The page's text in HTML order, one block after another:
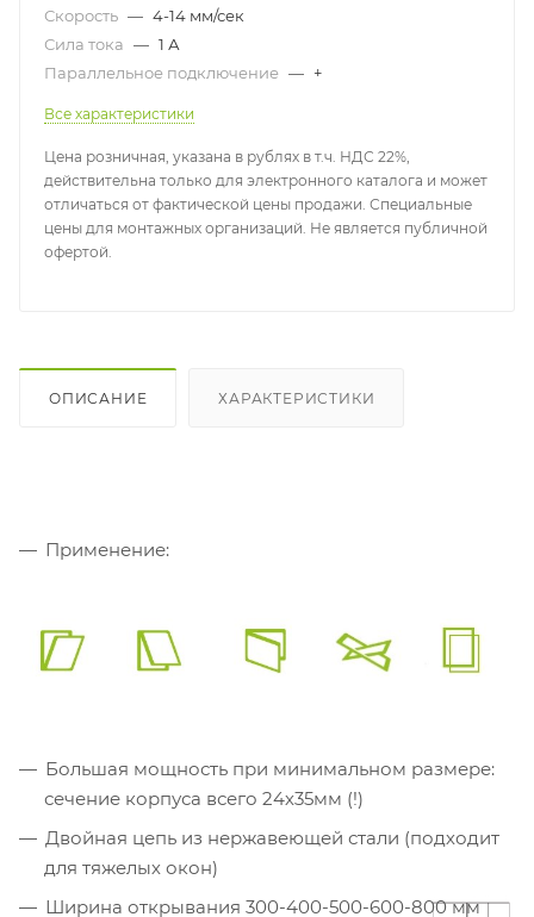
Скорость — 4-14 мм/сек
Сила тока — 1 А
Параллельное подключение — +
Все характеристики
Цена розничная, указана в рублях в т.ч. НДС 22%,
действительна только для электронного каталога и может
отличаться от фактической цены продажи. Специальные
цены для монтажных организаций. Не является публичной
офертой.
ОПИСАНИЕ ХАРАКТЕРИСТИКИ
Применение:
Большая мощность при минимальном размере:
сечение корпуса всего 24х35мм (!)
Двойная цепь из нержавеющей стали (подходит
для тяжелых окон)
Ширина открывания 300-400-500-600-800 мм